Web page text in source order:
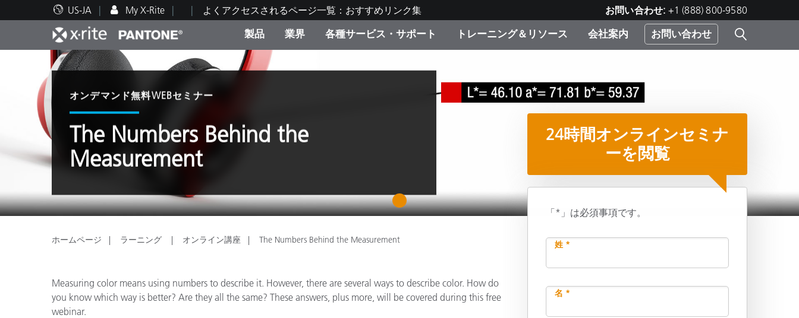
US-JA My X-Rite よくアクセスされるページ一覧：おすすめリンク集 お問い合わせ: +1 (888) 800-9580
製品
人気製品ランキング カテゴリ別
生産終了製品：アップグレー
ド製品を検索
業界
印刷＆パッケージ印刷 塗料・塗装
ディスプレイメーカー＆プリ
ンターメーカー対象 OEM ソ
リューション
食品の測色
製紙業
各種サービス・サポート
テクニカルサポート 修理の流れ・サービス一覧 弊社へのお問い合わせ
トレーニング＆リソース
教育関連資料 トレーニング X-Riteラーニングセンター
会社案内 お問い合わせ
オンデマンド無料WEBセミナー
The Numbers Behind the
Measurement
1
ホームページ ラーニング オンライン講座 The Numbers Behind the Measurement 共有
Measuring color means using numbers to describe it. However, there are several ways to describe color. How do
you know which way is better? Are they all the same? These answers, plus more, will be covered during this free
webinar.
24時間オンラインセミナ
ーを閲覧
「*」は必須事項です。
姓 *
名 *